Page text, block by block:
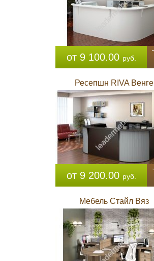
от 9 100.00 руб.
Ресепшн RIVA Венге
от 9 200.00 руб.
Мебель Стайл Вяз